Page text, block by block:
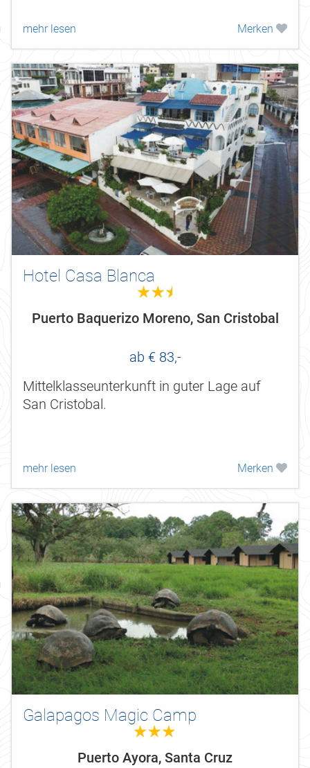
mehr lesen Merken
Hotel Casa Blanca
2.5
Puerto Baquerizo Moreno, San Cristobal
ab € 83,-
Mittelklasseunterkunft in guter Lage auf
San Cristobal.
mehr lesen Merken
Galapagos Magic Camp
3.0
Puerto Ayora, Santa Cruz